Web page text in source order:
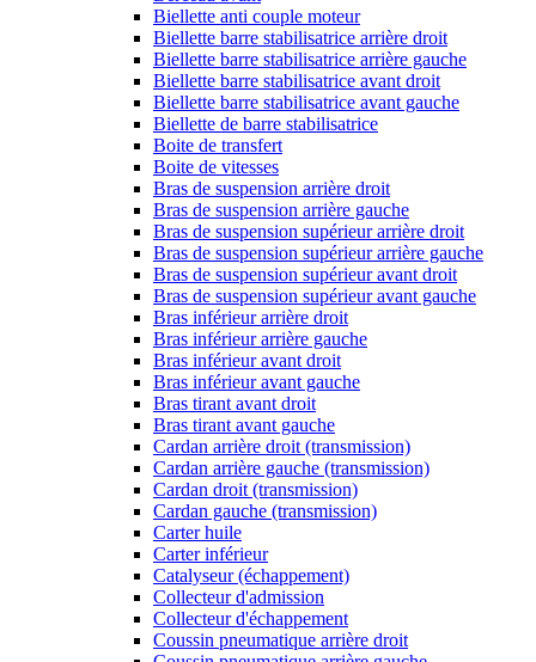
Biellette anti couple moteur
Biellette barre stabilisatrice arrière droit
Biellette barre stabilisatrice arrière gauche
Biellette barre stabilisatrice avant droit
Biellette barre stabilisatrice avant gauche
Biellette de barre stabilisatrice
Boite de transfert
Boite de vitesses
Bras de suspension arrière droit
Bras de suspension arrière gauche
Bras de suspension supérieur arrière droit
Bras de suspension supérieur arrière gauche
Bras de suspension supérieur avant droit
Bras de suspension supérieur avant gauche
Bras inférieur arrière droit
Bras inférieur arrière gauche
Bras inférieur avant droit
Bras inférieur avant gauche
Bras tirant avant droit
Bras tirant avant gauche
Cardan arrière droit (transmission)
Cardan arrière gauche (transmission)
Cardan droit (transmission)
Cardan gauche (transmission)
Carter huile
Carter inférieur
Catalyseur (échappement)
Collecteur d'admission
Collecteur d'échappement
Coussin pneumatique arrière droit